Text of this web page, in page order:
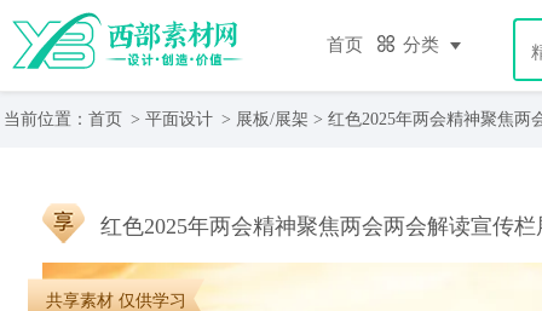
首页 分类
当前位置： 首页 > 平面设计 > 展板/展架 > 红色2025年两会精神聚焦两
红色2025年两会精神聚焦两会两会解读宣传栏
共享素材 仅供学习